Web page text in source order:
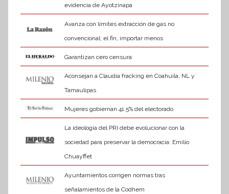
evidencia de Ayotzinapa
Avanza con límites extracción de gas no
convencional; el fin, importar menos
Garantizan cero censura
Aconsejan a Claudia fracking en Coahuila, NL y
Tamaulipas
Mujeres gobiernan 41.5% del electorado
La ideología del PRI debe evolucionar con la
sociedad para preservar la democracia: Emilio
Chuayffet
Ayuntamientos corrigen normas tras
señalamientos de la Codhem